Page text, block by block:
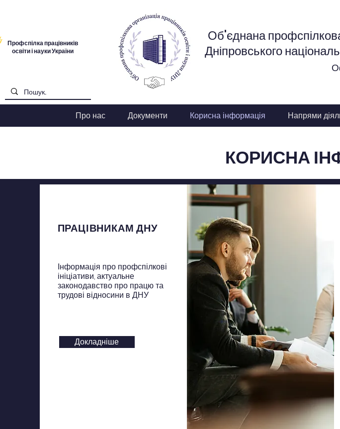
Профспілка працівників
освіти і науки України
Об'єднана профспілкова
Дніпровського
Про нас Документи Корисна інформація Напрями
КОРИСНА
ПРАЦІВНИКАМ ДНУ
Інформація про профспілкові
ініціативи, актуальне
законодавство про працю та
трудові відносини в ДНУ
Докладніше